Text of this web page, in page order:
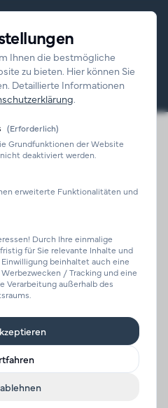
Search
Suchen
Vespa GTS 125 Original
Auspuff
Original
Winkelmayer
Ihnen die bestmögliche
zu bieten. Hier können Sie
Detaillierte Informationen
.
(Erforderlich)
Grundfunktionen der Website
deaktiviert werden.
erweiterte Funktionalitäten und
Durch Ihre einmalige
für Sie relevante Inhalte und
beinhaltet auch eine
/ Tracking und eine
Verarbeitung außerhalb des